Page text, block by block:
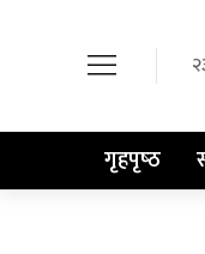
गृहपृष्‍ठ